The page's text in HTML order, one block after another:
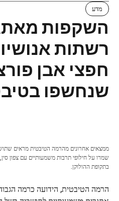
מדע
השקפות
רשתות
חפצי אבן
שנחשפו
ממצאים אחרונים מהרמה הטיבטית מראים
שמרו על חילופי תרבות משמעותיים עם צפון
בתקופת ההולוקן.
הרמה הטיבטית, הידועה כרמה